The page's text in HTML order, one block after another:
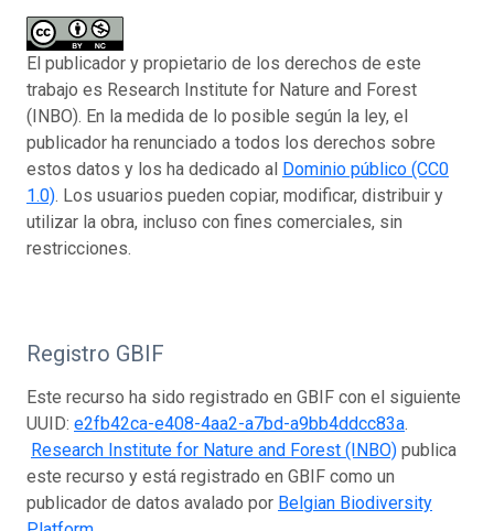
El publicador y propietario de los derechos de este
trabajo es Research Institute for Nature and Forest
(INBO). En la medida de lo posible según la ley, el
publicador ha renunciado a todos los derechos sobre
estos datos y los ha dedicado al Dominio público (CC0
1.0). Los usuarios pueden copiar, modificar, distribuir y
utilizar la obra, incluso con fines comerciales, sin
restricciones.
Registro GBIF
Este recurso ha sido registrado en GBIF con el siguiente
UUID: e2fb42ca-e408-4aa2-a7bd-a9bb4ddcc83a.
Research Institute for Nature and Forest (INBO) publica
este recurso y está registrado en GBIF como un
publicador de datos avalado por Belgian Biodiversity